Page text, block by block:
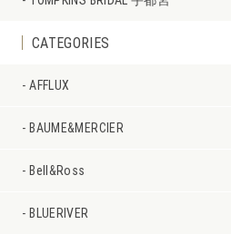
CATEGORIES
AFFLUX
BAUME&MERCIER
Bell&Ross
BLUERIVER